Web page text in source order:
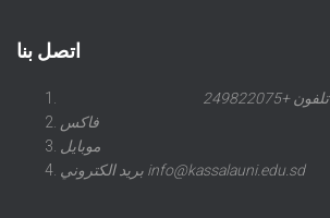
اتصل بنا
تلفون +249822075
فاكس
موبايل
بريد الكتروني info@kassalauni.edu.sd